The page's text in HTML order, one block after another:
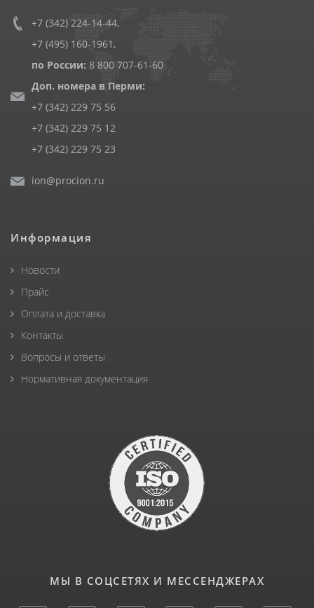
+7 (342) 224-14-44,
+7 (495) 160-1961 ,
по России: 8 800 707-61-60
Доп. номера в Перми:
+7 (342) 229 75 56
+7 (342) 229 75 12
+7 (342) 229 75 23
ion@procion.ru
Информация
Новости
Прайс
Оплата и доставка
Контакты
Вопросы и ответы
Нормативная документация
МЫ В СОЦСЕТЯХ И МЕССЕНДЖЕРАХ